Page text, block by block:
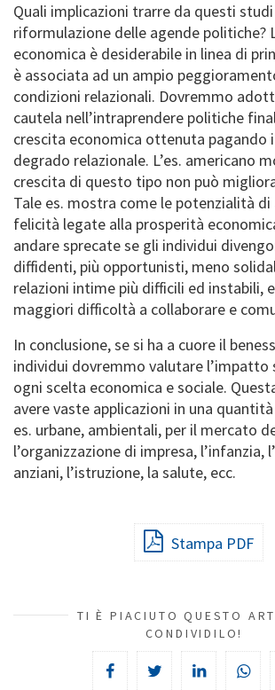
Quali implicazioni trarre da questi studi
riformulazione delle agende politiche?
economica è desiderabile in linea di
è associata ad un ampio
condizioni relazionali. Dovremmo
cautela nell’intraprendere politiche
crescita economica ottenuta pagando
degrado relazionale. L’es. americano
crescita di questo tipo non può
Tale es. mostra come le potenzialità
felicità legate alla prosperità
andare sprecate se gli individui
diffidenti, più opportunisti, meno
relazioni intime più difficili ed instabili,
maggiori difficoltà a collaborare e
In conclusione, se si ha a cuore il
individui dovremmo valutare l’impatto
ogni scelta economica e sociale.
avere vaste applicazioni in una
es. urbane, ambientali, per il mercato
l’organizzazione di impresa, l’infanzia,
anziani, l’istruzione, la salute, ecc.
Stampa PDF
TI È PIACIUTO QUESTO
CONDIVIDILO!